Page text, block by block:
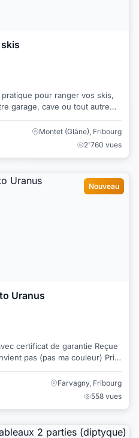
pour ranger vos skis,
garage, cave ou tout autre
Montet (Glâne), Fribourg
2'760 vues
Nouveau
Uranus
certificat de garantie Reçue
pas (pas ma couleur) Prix
Farvagny, Fribourg
558 vues